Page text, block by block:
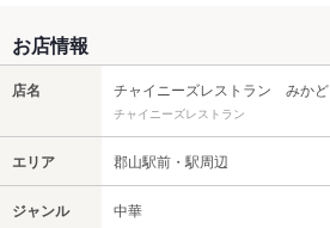
お店情報
店名 チャイニーズレストラン みかど
チャイニーズレストラン
エリア 郡山駅前・駅周辺
ジャンル 中華